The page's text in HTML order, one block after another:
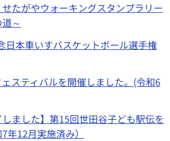
せたがやウォーキングスタンプラリー
～
日本車いすバスケットボール選手権
スティバルを開催しました。(令和6
しました】第15回世田谷子ども駅伝を
年12月実施済み）